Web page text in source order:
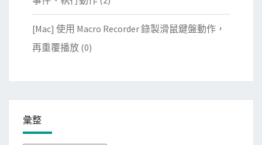
[Mac] 使用 Macro Recorder 錄製滑鼠鍵盤動作，
再重覆播放 (0)
彙整